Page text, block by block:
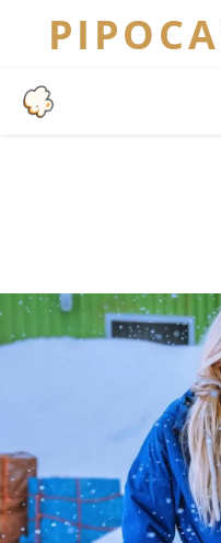
PIPOCA